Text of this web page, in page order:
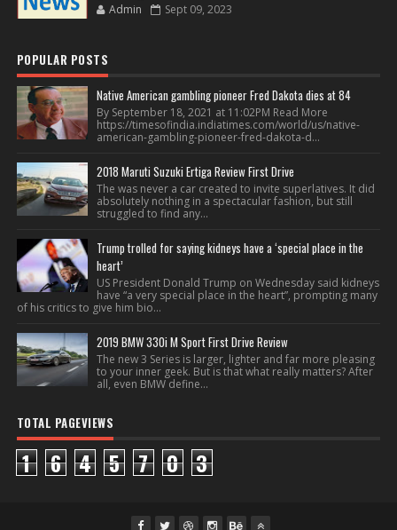
Admin Sept 09, 2023
POPULAR POSTS
Native American gambling pioneer Fred Dakota dies at 84
By September 18, 2021 at 11:02PM Read More
https://timesofindia.indiatimes.com/world/us/native-
american-gambling-pioneer-fred-dakota-d...
2018 Maruti Suzuki Ertiga Review First Drive
The was never a car created to invite superlatives. It did
absolutely nothing in a spectacular fashion, but still
struggled to find any...
Trump trolled for saying kidneys have a ‘special place in the
heart’
US President Donald Trump on Wednesday said kidneys
have “a very special place in the heart”, prompting many
of his critics to give him bio...
2019 BMW 330i M Sport First Drive Review
The new 3 Series is larger, lighter and far more pleasing
to your inner geek. But is that what really matters? After
all, even BMW define...
TOTAL PAGEVIEWS
1 6 4 5 7 0 3